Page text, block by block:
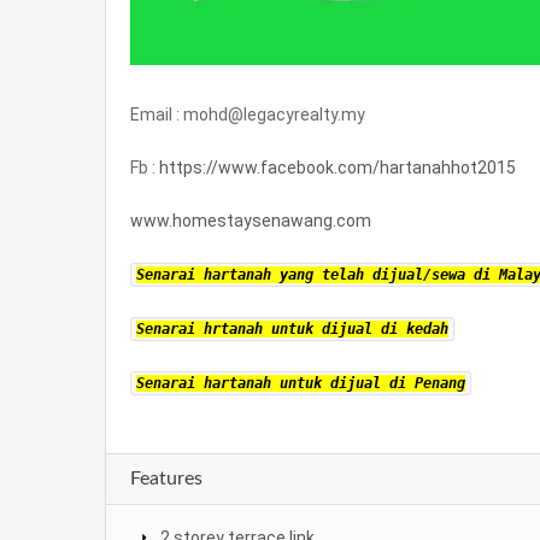
Email : mohd@legacyrealty.my
Fb : https://www.facebook.com/hartanahhot2015
www.homestaysenawang.com
Senarai hartanah yang telah dijual/sewa di
Senarai hrtanah untuk dijual di kedah
Senarai hartanah untuk dijual di Penang
Features